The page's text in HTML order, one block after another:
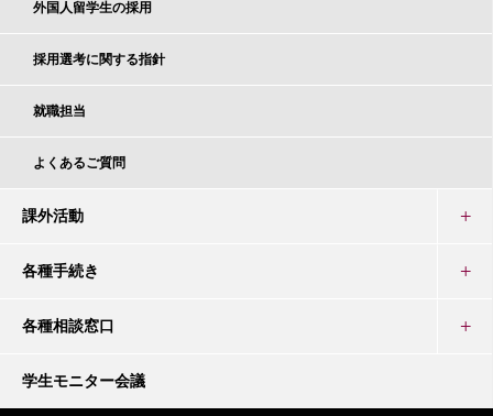
外国人留学生の採用
採用選考に関する指針
就職担当
よくあるご質問
課外活動
各種手続き
各種相談窓口
学生モニター会議